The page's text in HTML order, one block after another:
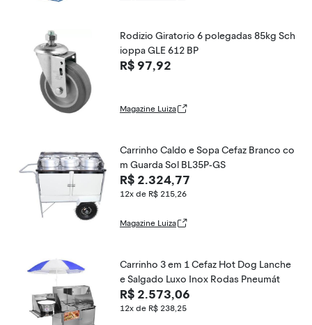
Rodizio Giratorio 6 polegadas 85kg Sch
ioppa GLE 612 BP
R$ 97,92
Magazine Luiza
Carrinho Caldo e Sopa Cefaz Branco co
m Guarda Sol BL35P-GS
R$ 2.324,77
12x de R$ 215,26
Magazine Luiza
Carrinho 3 em 1 Cefaz Hot Dog Lanche
e Salgado Luxo Inox Rodas Pneumát
R$ 2.573,06
12x de R$ 238,25